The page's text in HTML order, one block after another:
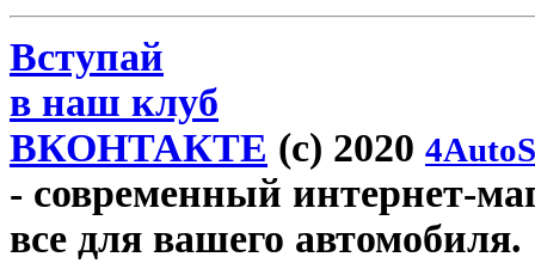
Вступай
в наш клуб
ВКОНТАКТЕ (c) 2020
- современный интернет-
все для вашего автомобиля.